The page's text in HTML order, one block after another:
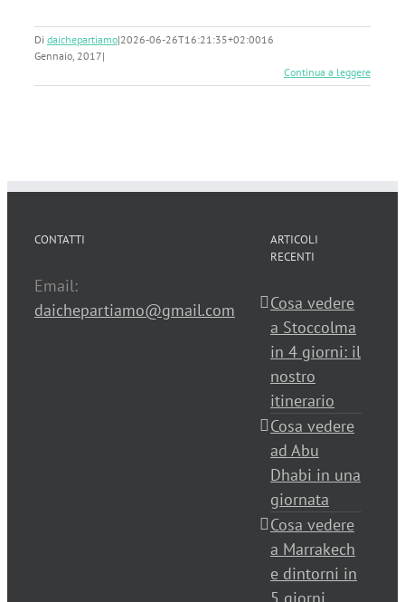
Di daichepartiamo|2026-06-26T16:21:35+02:0016
Gennaio, 2017|
Continua a leggere
CONTATTI
Email:
daichepartiamo@gmail.com
ARTICOLI
RECENTI
Cosa vedere
a Stoccolma
in 4 giorni: il
nostro
itinerario
Cosa vedere
ad Abu
Dhabi in una
giornata
Cosa vedere
a Marrakech
e dintorni in